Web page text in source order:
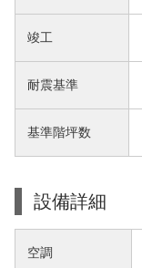
竣工
耐震基準
基準階坪数
設備詳細
空調